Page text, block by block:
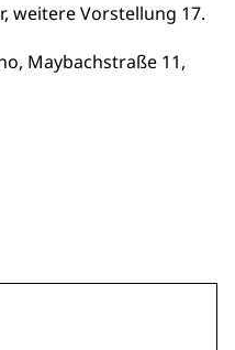
weitere Vorstellung 17.
Maybachstraße 11,